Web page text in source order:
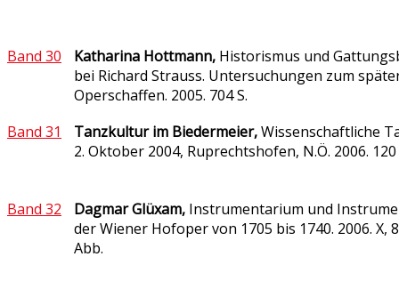
Band 30 Katharina Hottmann, Historismus und
bei Richard Strauss. Untersuchungen zum
Operschaffen. 2005. 704 S.
Band 31
Tanzkultur im Biedermeier,Wissenschaftliche
2. Oktober 2004, Ruprechtshofen, N.Ö. 2006. 120
Band 32 Dagmar Glüxam, Instrumentarium und
der Wiener Hofoper von 1705 bis 1740. 2006. X,
Abb.